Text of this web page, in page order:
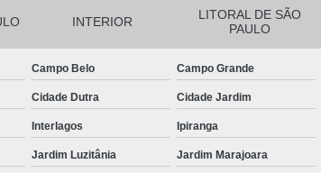
INTERIOR
LITORAL DE SÃO
PAULO
Campo Belo Campo Grande
Cidade Dutra Cidade Jardim
Interlagos Ipiranga
Jardim Luzitânia Jardim Marajoara